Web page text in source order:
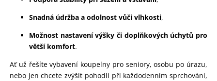
Snadná údržba a odolnost vůči vlhkosti,
Možnost nastavení výšky či doplňkových úchytů pro
větší komfort.
Ať už řešíte vybavení koupelny pro seniory, osobu po úrazu,
nebo jen chcete zvýšit pohodlí při každodenním sprchování,